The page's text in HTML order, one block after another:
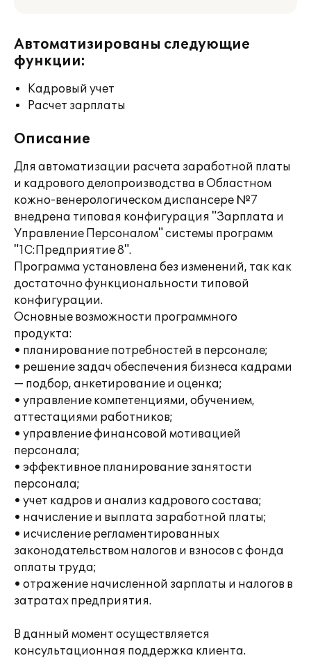
Автоматизированы следующие
функции:
Кадровый учет
Расчет зарплаты
Описание
Для автоматизации расчета заработной платы
и кадрового делопроизводства в Областном
кожно-венерологическом диспансере №7
внедрена типовая конфигурация "Зарплата и
Управление Персоналом" системы программ
"1С:Предприятие 8".
Программа установлена без изменений, так как
достаточно функциональности типовой
конфигурации.
Основные возможности программного
продукта:
• планирование потребностей в персонале;
• решение задач обеспечения бизнеса кадрами
— подбор, анкетирование и оценка;
• управление компетенциями, обучением,
аттестациями работников;
• управление финансовой мотивацией
персонала;
• эффективное планирование занятости
персонала;
• учет кадров и анализ кадрового состава;
• начисление и выплата заработной платы;
• исчисление регламентированных
законодательством налогов и взносов с фонда
оплаты труда;
• отражение начисленной зарплаты и налогов в
затратах предприятия.
В данный момент осуществляется
консультационная поддержка клиента.